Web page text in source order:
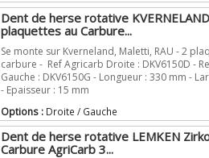
Dent de herse rotative
plaquettes au Carbure...
Se monte sur Kverneland, Maletti, RAU - 2
carbure - Ref Agricarb Droite : DKV6150D -
Gauche : DKV6150G - Longueur : 330 mm -
- Epaisseur : 15 mm
Options : Droite / Gauche
Dent de herse rotative LEMKEN
Carbure AgriCarb 3...